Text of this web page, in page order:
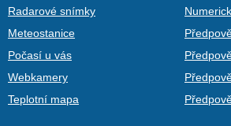
Radarové snímky
Meteostanice
Počasí u vás
Webkamery
Teplotní mapa